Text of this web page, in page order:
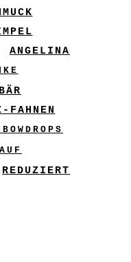
ANGELINA
FAHNEN
REDUZIERT